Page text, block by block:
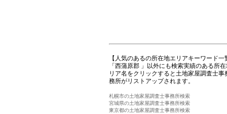
【人気のあるの所在地エリアキーワード一
「西蒲原郡 」以外にも検索実績のある所
リア名をクリックすると土地家屋調査士
務所がリストアップされます。
札幌市の土地家屋調査士事務所検索
宮城県の土地家屋調査士事務所検索
東京都の土地家屋調査士事務所検索